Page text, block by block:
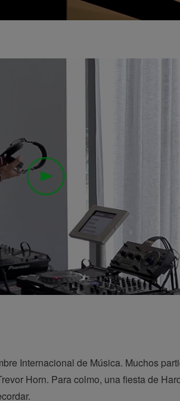
Internacional de Música. Muchos
Horn. Para colmo, una fiesta de